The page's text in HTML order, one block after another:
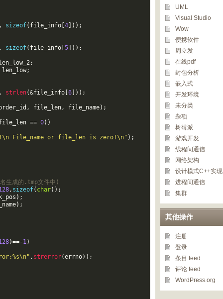
, sizeof( file_info 4 ) ) ;
, sizeof( file_info 5 ) ) ;
len_low_2;
len_low;
, strlen(&file_info 6 ) ) ;
, file_len, file_name) ;
== 0) )
File_name or file_len is zero!\n" ) ;
生成的.tmp文件中)
, sizeof( char) ) ;
) ;
) ;
)==-1)
, strerror(errno) ) ;
UML
Visual Studio
Wow
便携软件
周立发
在线pdf
封包分析
嵌入式
开发环境
未分类
杂项
树莓派
游戏开发
线程间通信
网络架构
设计模式C++实现
进程间通信
集群
其他操作
注册
登录
条目 feed
评论 feed
WordPress.org